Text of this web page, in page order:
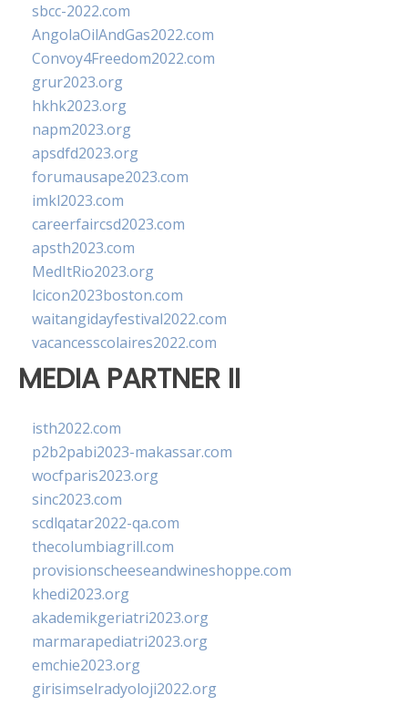
sbcc-2022.com
AngolaOilAndGas2022.com
Convoy4Freedom2022.com
grur2023.org
hkhk2023.org
napm2023.org
apsdfd2023.org
forumausape2023.com
imkl2023.com
careerfaircsd2023.com
apsth2023.com
MedItRio2023.org
lcicon2023boston.com
waitangidayfestival2022.com
vacancesscolaires2022.com
MEDIA PARTNER II
isth2022.com
p2b2pabi2023-makassar.com
wocfparis2023.org
sinc2023.com
scdlqatar2022-qa.com
thecolumbiagrill.com
provisionscheeseandwineshoppe.com
khedi2023.org
akademikgeriatri2023.org
marmarapediatri2023.org
emchie2023.org
girisimselradyoloji2022.org